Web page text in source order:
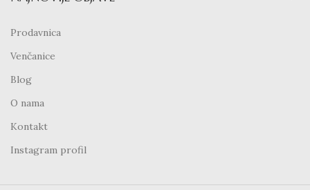
Prodavnica
Venčanice
Blog
O nama
Kontakt
Instagram profil